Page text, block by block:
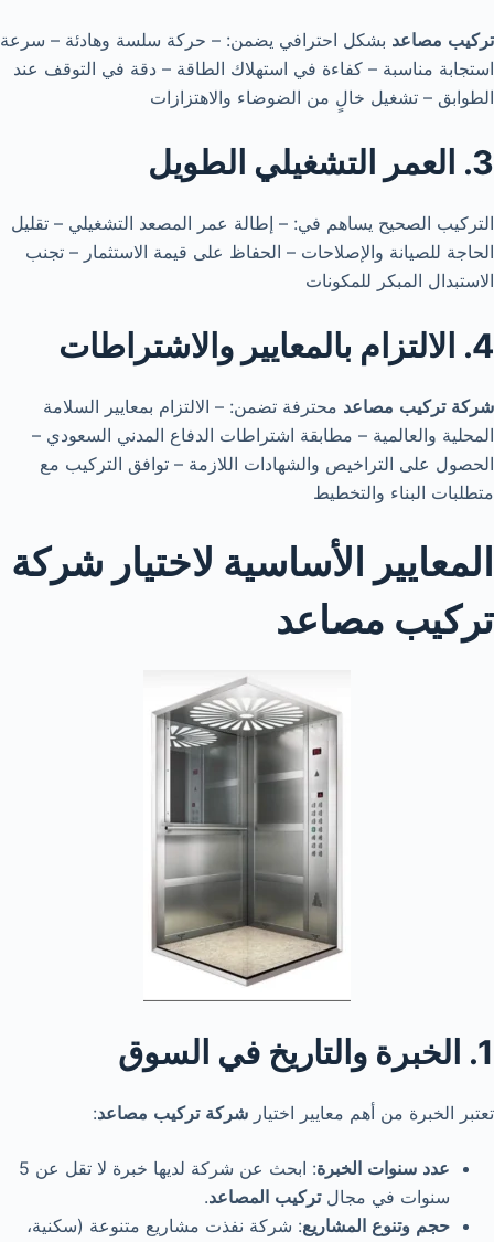
تركيب مصاعد بشكل احترافي يضمن: – حركة سلسة وهادئة – سرعة
استجابة مناسبة – كفاءة في استهلاك الطاقة – دقة في التوقف عند
الطوابق – تشغيل خالٍ من الضوضاء والاهتزازات
3. العمر التشغيلي الطويل
التركيب الصحيح يساهم في: – إطالة عمر المصعد التشغيلي – تقليل
الحاجة للصيانة والإصلاحات – الحفاظ على قيمة الاستثمار – تجنب
الاستبدال المبكر للمكونات
4. الالتزام بالمعايير والاشتراطات
شركة تركيب مصاعد محترفة تضمن: – الالتزام بمعايير السلامة
المحلية والعالمية – مطابقة اشتراطات الدفاع المدني السعودي –
الحصول على التراخيص والشهادات اللازمة – توافق التركيب مع
متطلبات البناء والتخطيط
المعايير الأساسية لاختيار شركة
تركيب مصاعد
1. الخبرة والتاريخ في السوق
تعتبر الخبرة من أهم معايير اختيار شركة تركيب مصاعد:
عدد سنوات الخبرة
: ابحث عن شركة لديها خبرة لا تقل عن 5
سنوات في مجالتركيب المصاعد.
حجم وتنوع المشاريع: شركة نفذت مشاريع متنوعة (سكنية،